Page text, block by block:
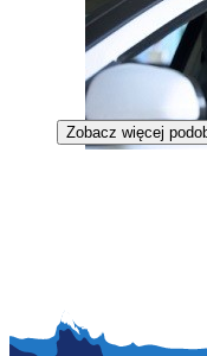
Zobacz więcej